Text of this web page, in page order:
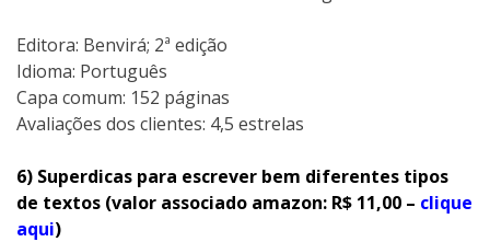
Editora: Benvirá; 2ª edição
Idioma: Português
Capa comum:‎ 152 páginas
Avaliações dos clientes: 4,5 estrelas
6) Superdicas para escrever bem diferentes tipos
de textos (valor associado amazon: R$ 11,00 – clique
aqui)